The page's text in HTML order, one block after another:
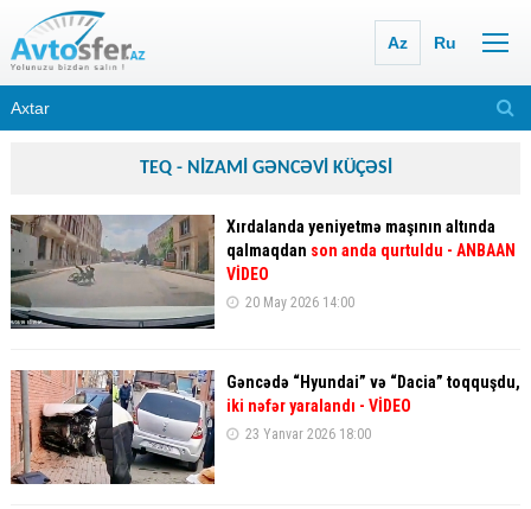
Az Ru
TEQ - NİZAMİ GƏNCƏVİ KÜÇƏSİ
Xırdalanda yeniyetmə maşının altında
qalmaqdan son anda qurtuldu - ANBAAN
VİDEO
20 May 2026 14:00
Gəncədə “Hyundai” və “Dacia” toqquşdu,
iki nəfər yaralandı - VİDEO
23 Yanvar 2026 18:00